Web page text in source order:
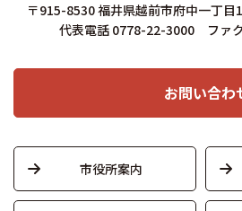
〒915-8530 福井県越前市府中一丁目
代表電話 0778-22-3000 ファ
お問い合わ
市役所案内